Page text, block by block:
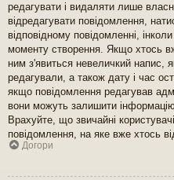
редагувати і видаляти лише
відредагувати повідомлення,
відповідному повідомленні,
моменту створення. Якщо хтось
ним з'явиться невеличкий напис,
редагували, а також дату і час
якщо повідомлення редагував
вони можуть залишити
Врахуйте, що звичайні
повідомлення, на яке вже хтось
Догори